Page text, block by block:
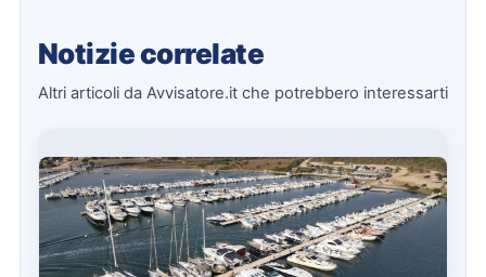
Notizie correlate
Altri articoli da Avvisatore.it che potrebbero interessarti